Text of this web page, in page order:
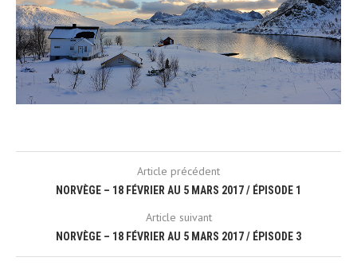
Article précédent
NORVÈGE – 18 FÉVRIER AU 5 MARS 2017 / ÉPISODE 1
Article suivant
NORVÈGE – 18 FÉVRIER AU 5 MARS 2017 / ÉPISODE 3